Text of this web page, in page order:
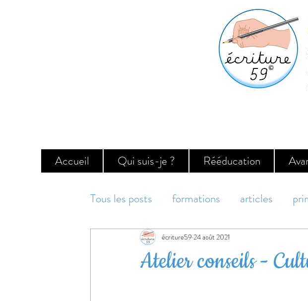
Accueil Qui suis-je ? Rééducation
Tous les posts formations articles
annonce maternelle
Atelier conseils -
écriture59 24 août 2021